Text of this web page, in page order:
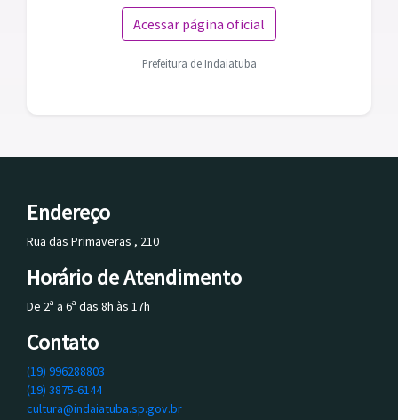
Acessar página oficial
Prefeitura de Indaiatuba
Endereço
Rua das Primaveras , 210
Horário de Atendimento
De 2ª a 6ª das 8h às 17h
Contato
(19) 996288803
(19) 3875-6144
cultura@indaiatuba.sp.gov.br